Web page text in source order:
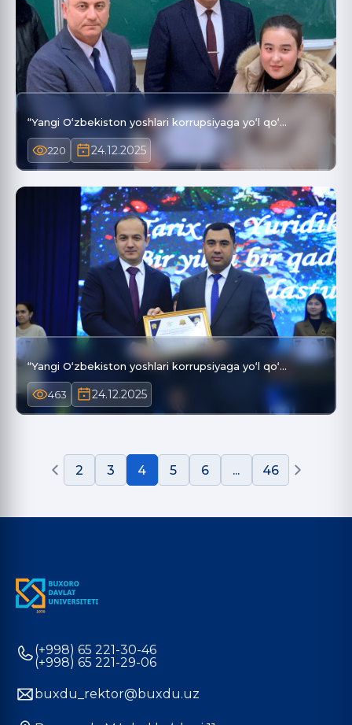
“Yangi O‘zbekiston yoshlari korrupsiyaga yo‘l qo‘…
220 24.12.2025
“Yangi O‘zbekiston yoshlari korrupsiyaga yo‘l qo‘…
463 24.12.2025
2 3 4 5 6 ... 46
(+998) 65 221-30-46
(+998) 65 221-29-06
buxdu_rektor@buxdu.uz